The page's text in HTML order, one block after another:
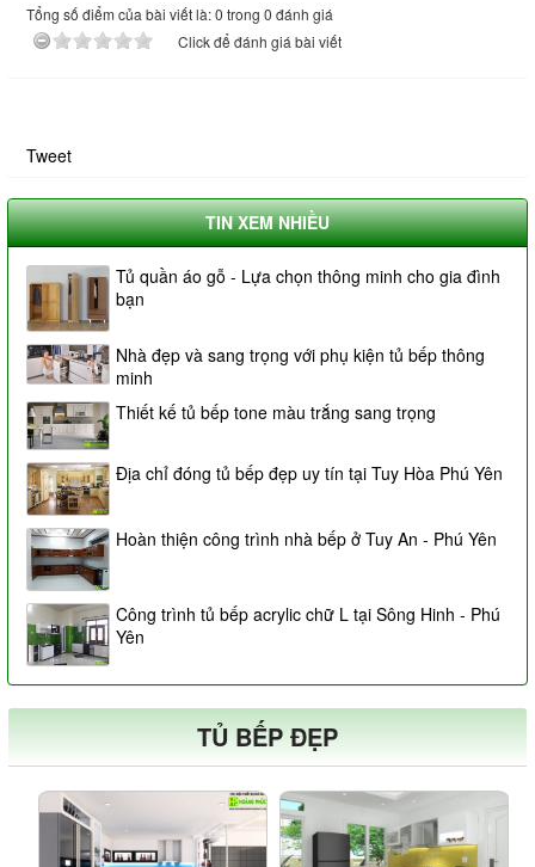
Tổng số điểm của bài viết là: 0 trong 0 đánh giá
Click để đánh giá bài viết
Tweet
TIN XEM NHIỀU
Tủ quần áo gỗ - Lựa chọn thông minh cho gia đình
bạn
Nhà đẹp và sang trọng với phụ kiện tủ bếp thông
minh
Thiết kế tủ bếp tone màu trắng sang trọng
Địa chỉ đóng tủ bếp đẹp uy tín tại Tuy Hòa Phú Yên
Hoàn thiện công trình nhà bếp ở Tuy An - Phú Yên
Công trình tủ bếp acrylic chữ L tại Sông Hinh - Phú
Yên
TỦ BẾP ĐẸP